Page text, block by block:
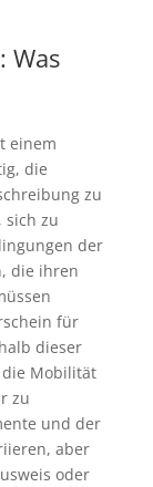
Was
einem
die
zu
sich zu
der
die ihren
für
dieser
Mobilität
zu
und der
aber
oder